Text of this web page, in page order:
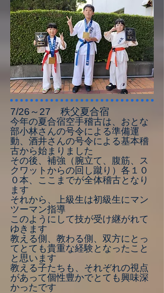
7/26～27 秩父夏合宿
今年の夏合宿空手稽古は、おとな
部小林さんの号令による準備運
動、酒井さんの号令による基本稽
古から始まりました
その後、補強（腕立て、腹筋、ス
クワットからの回し蹴り）各１０
０本、ここまでが全体稽古となり
ます
それから、上級生は初級生にマン
ツーマン指導
このようにして技が受け継がれて
ゆきます
教える側、教わる側、双方にとっ
てとても貴重な経験となったこと
と思います
教える子たちも、それぞれの視点
があって個性豊かでとても興味深
かったです